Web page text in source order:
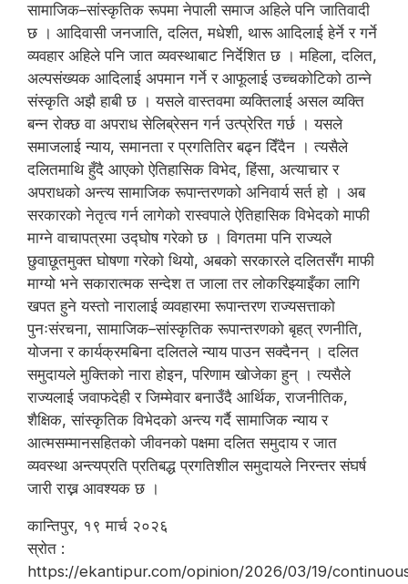
सामाजिक–सांस्कृतिक रूपमा नेपाली समाज अहिले पनि जातिवादी
छ । आदिवासी जनजाति, दलित, मधेशी, थारू आदिलाई हेर्ने र गर्ने
व्यवहार अहिले पनि जात व्यवस्थाबाट निर्देशित छ । महिला, दलित,
अल्पसंख्यक आदिलाई अपमान गर्ने र आफूलाई उच्चकोटिको ठान्ने
संस्कृति अझै हाबी छ । यसले वास्तवमा व्यक्तिलाई असल व्यक्ति
बन्न रोक्छ वा अपराध सेलिब्रेसन गर्न उत्प्रेरित गर्छ । यसले
समाजलाई न्याय, समानता र प्रगतितिर बढ्न दिँदैन । त्यसैले
दलितमाथि हुँदै आएको ऐतिहासिक विभेद, हिंसा, अत्याचार र
अपराधको अन्त्य सामाजिक रूपान्तरणको अनिवार्य सर्त हो । अब
सरकारको नेतृत्व गर्न लागेको रास्वपाले ऐतिहासिक विभेदको माफी
माग्ने वाचापत्रमा उद्घोष गरेको छ । विगतमा पनि राज्यले
छुवाछूतमुक्त घोषणा गरेको थियो, अबको सरकारले दलितसँग माफी
माग्यो भने सकारात्मक सन्देश त जाला तर लोकरिझ्याइँका लागि
खपत हुने यस्तो नारालाई व्यवहारमा रूपान्तरण राज्यसत्ताको
पुनःसंरचना, सामाजिक–सांस्कृतिक रूपान्तरणको बृहत् रणनीति,
योजना र कार्यक्रमबिना दलितले न्याय पाउन सक्दैनन् । दलित
समुदायले मुक्तिको नारा होइन, परिणाम खोजेका हुन् । त्यसैले
राज्यलाई जवाफदेही र जिम्मेवार बनाउँदै आर्थिक, राजनीतिक,
शैक्षिक, सांस्कृतिक विभेदको अन्त्य गर्दै सामाजिक न्याय र
आत्मसम्मानसहितको जीवनको पक्षमा दलित समुदाय र जात
व्यवस्था अन्त्यप्रति प्रतिबद्ध प्रगतिशील समुदायले निरन्तर संघर्ष
जारी राख्न आवश्यक छ ।
कान्तिपुर, १९ मार्च २०२६
स्रोत :
https://ekantipur.com/opinion/2026/03/19/